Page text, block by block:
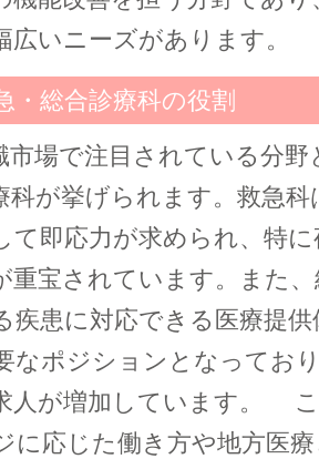
広いニーズがあります。
・総合診療科の役割
市場で注目されている分野
科が挙げられます。救急科
て即応力が求められ、特
重宝されています。また
疾患に対応できる医療提供
なポジションとなってお
人が増加しています。
に応じた働き方や地方医